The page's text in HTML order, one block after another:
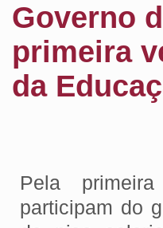
Governo
primeira
da
Pela
participam do